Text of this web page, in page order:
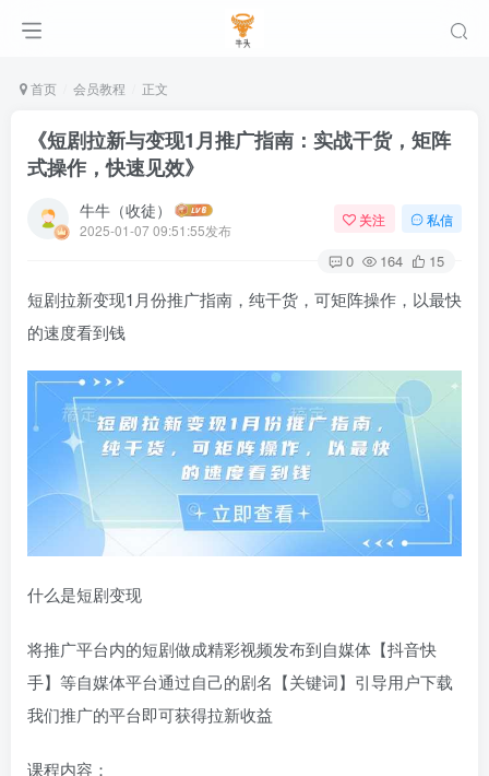
首页 会员教程 正文
《短剧拉新与变现1月推广指南：实战干货，矩阵
式操作，快速见效》
牛牛（收徒）
2025-01-07 09:51:55发布
关注 私信
0 164 15
短剧拉新变现1月份推广指南，纯干货，可矩阵操作，以最快
的速度看到钱
什么是短剧变现
将推广平台内的短剧做成精彩视频发布到自媒体【抖音快
手】等自媒体平台通过自己的剧名【关键词】引导用户下载
我们推广的平台即可获得拉新收益
课程内容：